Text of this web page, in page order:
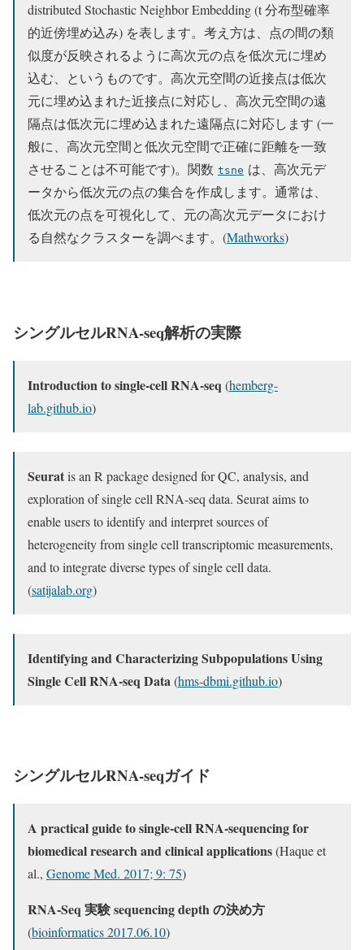
distributed Stochastic Neighbor Embedding (t 分布型確率
的近傍埋め込み) を表します。考え方は、点の間の類
似度が反映されるように高次元の点を低次元に埋め
込む、というものです。高次元空間の近接点は低次
元に埋め込まれた近接点に対応し、高次元空間の遠
隔点は低次元に埋め込まれた遠隔点に対応します (一
般に、高次元空間と低次元空間で正確に距離を一致
させることは不可能です)。関数 tsne は、高次元デ
ータから低次元の点の集合を作成します。通常は、
低次元の点を可視化して、元の高次元データにおけ
る自然なクラスターを調べます。(Mathworks)
シングルセルRNA-seq解析の実際
Introduction to single-cell RNA-seq (hemberg-
lab.github.io)
Seuratis an R package designed for QC, analysis, and
exploration of single cell RNA-seq data. Seurat aims to
enable users to identify and interpret sources of
heterogeneity from single cell transcriptomic measurements,
and to integrate diverse types of single cell data.
(satijalab.org)
Identifying and Characterizing Subpopulations Using
Single Cell RNA-seq Data(hms-dbmi.github.io)
シングルセルRNA-seqガイド
A practical guide to single-cell RNA-sequencing for
biomedical research and clinical applications(Haque et
al., Genome Med. 2017; 9: 75)
RNA-Seq 実験 sequencing depth の決め方
(bioinformatics 2017.06.10)